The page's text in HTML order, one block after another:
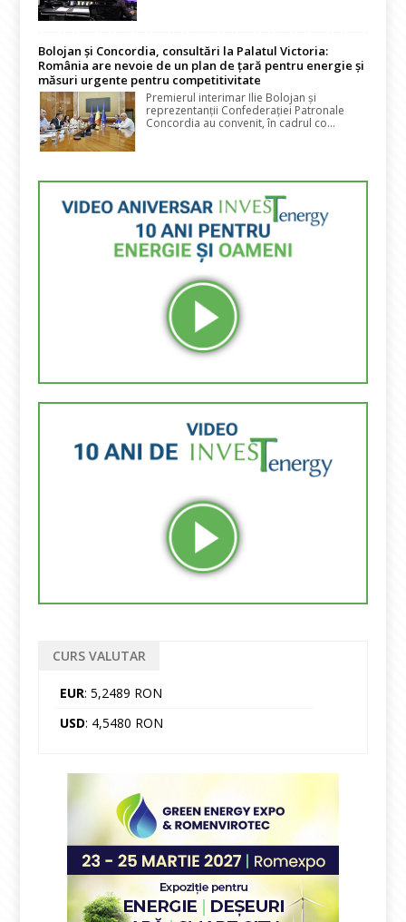
Bolojan și Concordia, consultări la Palatul Victoria:
România are nevoie de un plan de țară pentru energie și
măsuri urgente pentru competitivitate
Premierul interimar Ilie Bolojan și
reprezentanții Confederației Patronale
Concordia au convenit, în cadrul co...
CURS VALUTAR
EUR: 5,2489 RON
USD: 4,5480 RON